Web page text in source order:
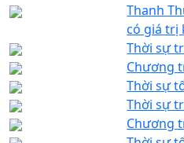
Thanh
có giá trị
Thời sự
Chương
Thời sự
Thời sự
Chương